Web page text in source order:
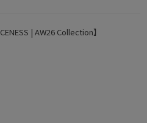
| AW26 Collection】